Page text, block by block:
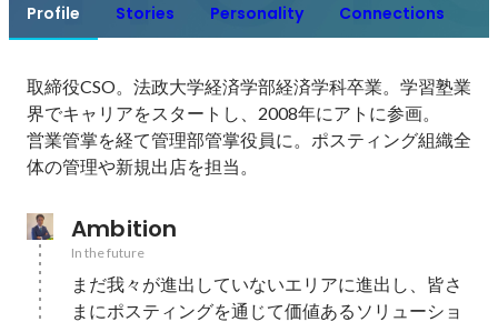
Profile Stories Personality Connections
取締役CSO。法政大学経済学部経済学科卒業。学習塾業
界でキャリアをスタートし、2008年にアトに参画。
営業管掌を経て管理部管掌役員に。ポスティング組織全
体の管理や新規出店を担当。
Ambition
In the future
まだ我々が進出していないエリアに進出し、皆さ
まにポスティングを通じて価値あるソリューショ